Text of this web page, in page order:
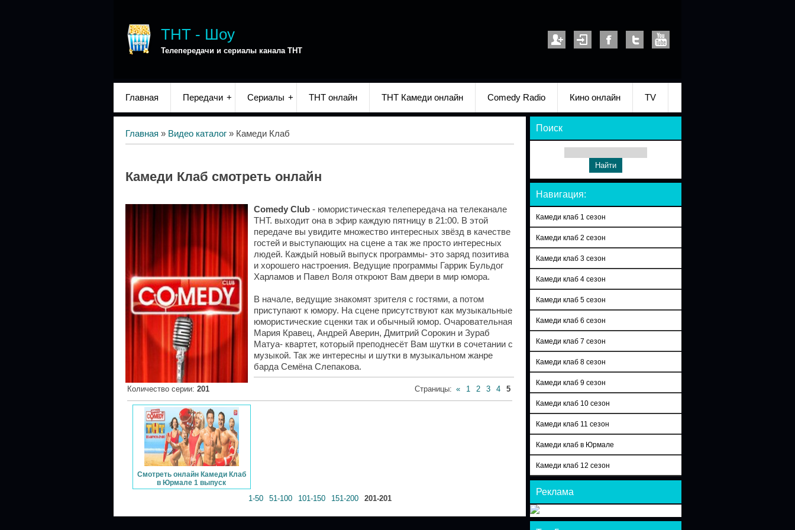
ТНТ - Шоу
Телепередачи и сериалы канала ТНТ
Главная Передачи Сериалы ТНТ онлайн ТНТ Камеди онлайн Comedy Radio Кино онлайн TV
Главная » Видео каталог » Камеди Клаб
Камеди Клаб смотреть онлайн
Comedy Club - юмористическая телепередача на телеканале
ТНТ. выходит она в эфир каждую пятницу в 21:00. В этой
передаче вы увидите множество интересных звёзд в качестве
гостей и выступающих на сцене а так же просто интересных
людей. Каждый новый выпуск программы- это заряд позитива
и хорошего настроения. Ведущие программы Гаррик Бульдог
Харламов и Павел Воля откроют Вам двери в мир юмора.
В начале, ведущие знакомят зрителя с гостями, а потом
приступают к юмору. На сцене присутствуют как музыкальные
юмористические сценки так и обычный юмор. Очаровательная
Мария Кравец, Андрей Аверин, Дмитрий Сорокин и Зураб
Матуа- квартет, который преподнесёт Вам шутки в сочетании с
музыкой. Так же интересны и шутки в музыкальном жанре
барда Семёна Слепакова.
Количество серии: 201 Страницы: « 1 2 3 4 5
Смотреть онлайн Камеди Клаб
в Юрмале 1 выпуск
1-50 51-100 101-150 151-200 201-201
Поиск
Навигация:
Камеди клаб 1 сезон
Камеди клаб 2 сезон
Камеди клаб 3 сезон
Камеди клаб 4 сезон
Камеди клаб 5 сезон
Камеди клаб 6 сезон
Камеди клаб 7 сезон
Камеди клаб 8 сезон
Камеди клаб 9 сезон
Камеди клаб 10 сезон
Камеди клаб 11 сезон
Камеди клаб в Юрмале
Камеди клаб 12 сезон
Реклама